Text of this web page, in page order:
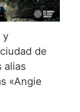
y
de
alias
«Angie